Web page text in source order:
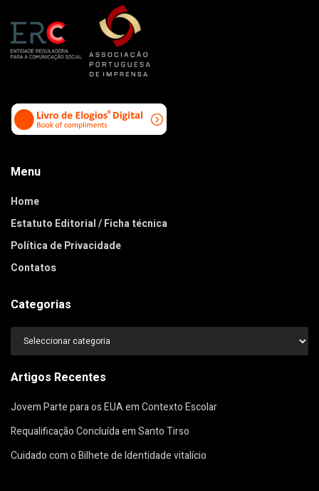
Menu
Home
Estatuto Editorial / Ficha técnica
Política de Privacidade
Contatos
Categorias
Categorias
Artigos Recentes
Jovem Parte para os EUA em Contexto Escolar
Requalificação Concluída em Santo Tirso
Cuidado com o Bilhete de Identidade vitalício